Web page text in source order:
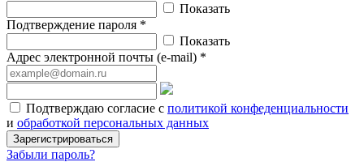
Показать
Подтверждение пароля *
Показать
Адрес электронной почты (e-mail) *
Подтверждаю согласие с политикой конфеденциальности
и обработкой персональных данных
Зарегистрироваться
Забыли пароль?